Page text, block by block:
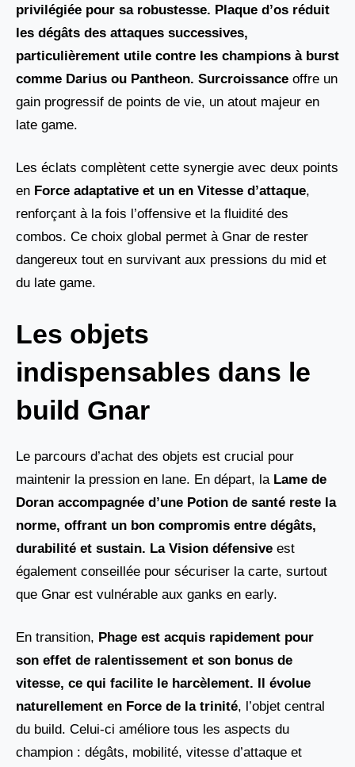
privilégiée pour sa robustesse. Plaque d’os réduit
les dégâts des attaques successives,
particulièrement utile contre les champions à burst
comme Darius ou Pantheon. Surcroissance offre un
gain progressif de points de vie, un atout majeur en
late game.
Les éclats complètent cette synergie avec deux points
en Force adaptative et un en Vitesse d’attaque,
renforçant à la fois l’offensive et la fluidité des
combos. Ce choix global permet à Gnar de rester
dangereux tout en survivant aux pressions du mid et
du late game.
Les objets
indispensables dans le
build Gnar
Le parcours d’achat des objets est crucial pour
maintenir la pression en lane. En départ, la Lame de
Doran accompagnée d’une Potion de santé reste la
norme, offrant un bon compromis entre dégâts,
durabilité et sustain. La Vision défensive est
également conseillée pour sécuriser la carte, surtout
que Gnar est vulnérable aux ganks en early.
En transition, Phage est acquis rapidement pour
son effet de ralentissement et son bonus de
vitesse, ce qui facilite le harcèlement. Il évolue
naturellement en Force de la trinité, l’objet central
du build. Celui-ci améliore tous les aspects du
champion : dégâts, mobilité, vitesse d’attaque et